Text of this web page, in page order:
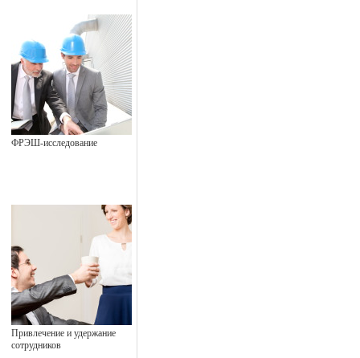
ФРЭШ-исследование
Привлечение и удержание
сотрудников